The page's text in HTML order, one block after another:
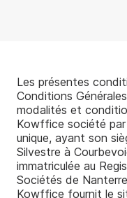
Brokers
Proposez les
vos clients.
Nos réalisations
Nos outils
Les présentes
Conditions
modalités et
Kowffice société
unique, ayant son
Silvestre à
immatriculée au
Sociétés de
Kowffice fournit le